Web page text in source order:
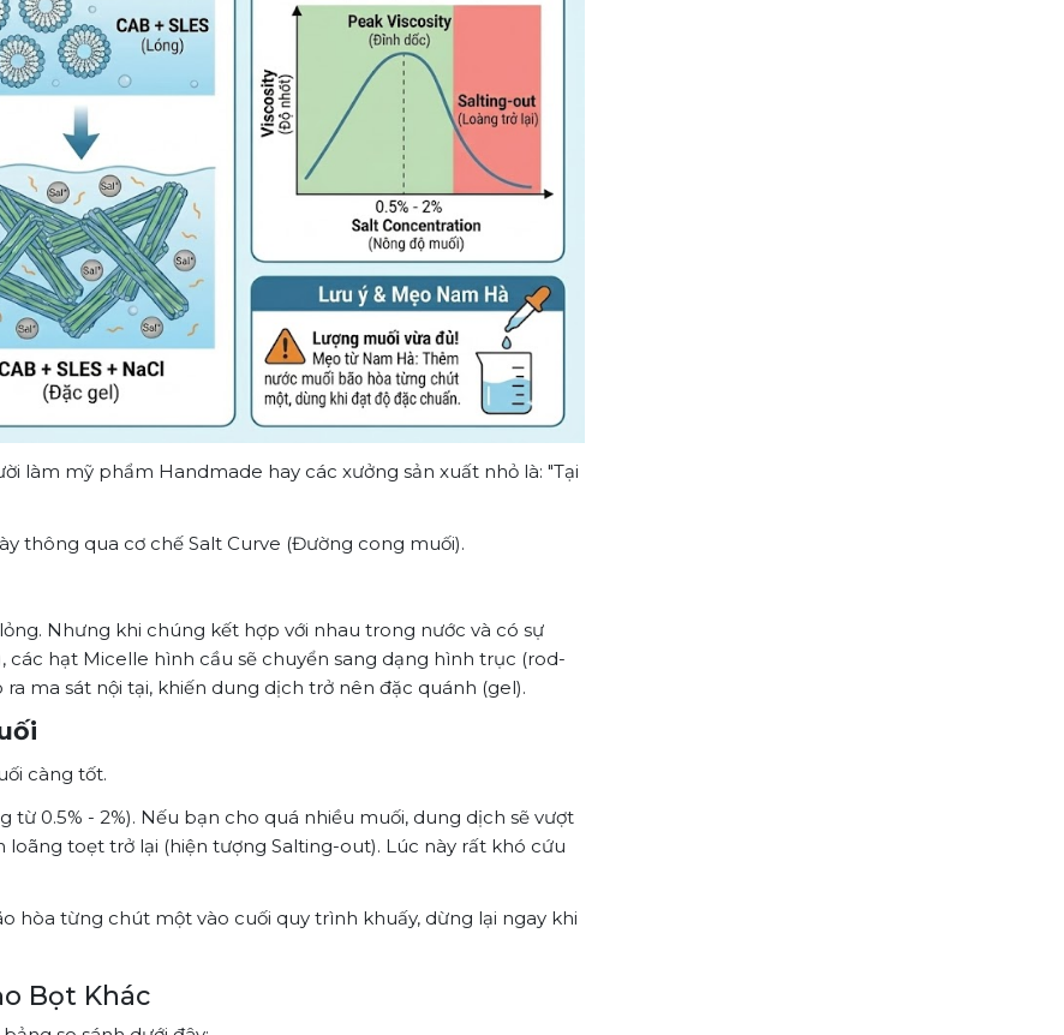
làm mỹ phẩm Handmade hay các xưởng sản xuất nhỏ là: "Tại
thông qua cơ chế Salt Curve (Đường cong muối).
Nhưng khi chúng kết hợp với nhau trong nước và có sự
các hạt Micelle hình cầu sẽ chuyển sang dạng hình trục (rod-
ma sát nội tại, khiến dung dịch trở nên đặc quánh (gel).
càng tốt.
từ 0.5% - 2%). Nếu bạn cho quá nhiều muối, dung dịch sẽ vượt
loãng toẹt trở lại (hiện tượng Salting-out). Lúc này rất khó cứu
hòa từng chút một vào cuối quy trình khuấy, dừng lại ngay khi
Bọt Khác